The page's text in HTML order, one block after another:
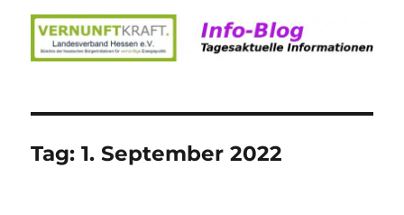
Tag:1. September 2022